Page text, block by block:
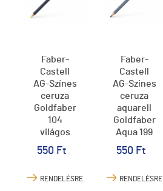
Faber-
Castell
AG-Színes
ceruza
Goldfaber
104
világos
zománc
sárga
550 Ft
RENDELÉSRE
Faber-
Castell
AG-Színes
ceruza
aquarell
Goldfaber
Aqua 199
fekete
550 Ft
RENDELÉSRE